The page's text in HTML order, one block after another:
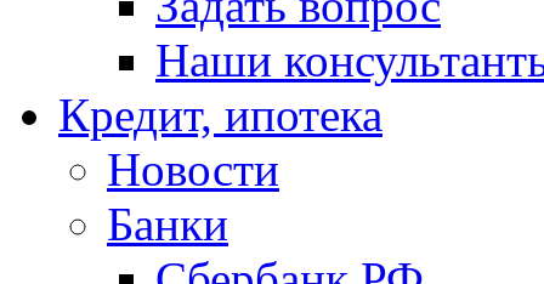
Наши
Кредит, ипотека
Новости
Банки